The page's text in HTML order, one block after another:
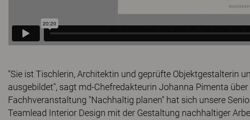
"Sie ist Tischlerin, Architektin und geprüfte Objektgestalterin
ausgebildet", sagt md-Chefredakteurin Johanna Pimenta
Fachhveranstaltung "Nachhaltig planen" hat sich unsere
Teamlead Interior Design mit der Gestaltung nachhaltiger